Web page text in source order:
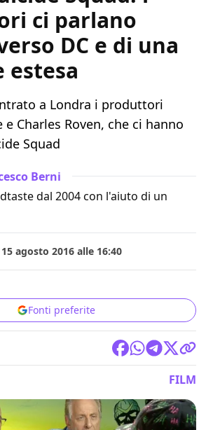
ci parlano
DC e di una
estesa
a Londra i produttori
e Charles Roven, che ci hanno
Squad
Berni
dal 2004 con l'aiuto di un
15 agosto 2016 alle 16:40
Fonti preferite
FILM